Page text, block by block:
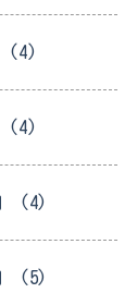
(4)
(4)
(4)
(5)